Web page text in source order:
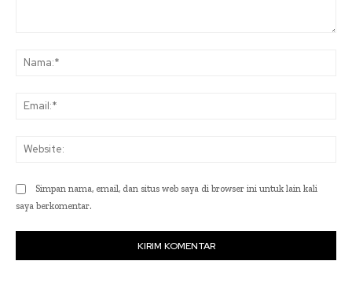
Simpan nama, email, dan situs web saya di browser ini untuk lain kali
saya berkomentar.